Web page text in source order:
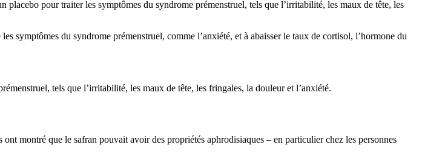
pour traiter les symptômes du syndrome prémenstruel, tels que l’irritabilité, les maux de tête, les
symptômes du syndrome prémenstruel, comme l’anxiété, et à abaisser le taux de cortisol, l’hormone du
tels que l’irritabilité, les maux de tête, les fringales, la douleur et l’anxiété.
montré que le safran pouvait avoir des propriétés aphrodisiaques – en particulier chez les personnes